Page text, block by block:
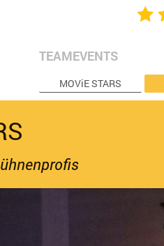
TEAMEVENTS
MOViE STARS